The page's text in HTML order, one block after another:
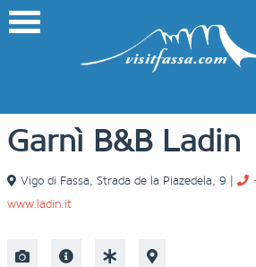
Garnì B&B Ladin
Vigo di Fassa, Strada de la Piazedela, 9 |
www.ladin.it